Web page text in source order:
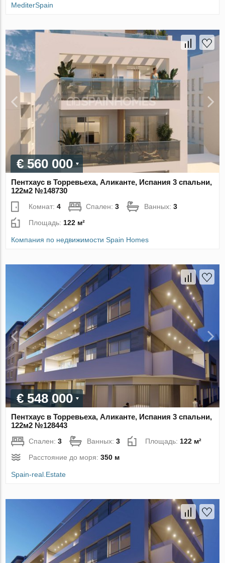
MediterSpain
€ 560 000
Пентхаус в Торревьеха, Аликанте, Испания 3 спальни,
122м2 №148730
Комнат:4 Спален:3 Ванных:3
Площадь: 122 м²
Компания по недвижимости Spain Homes
€ 548 000
Пентхаус в Торревьеха, Аликанте, Испания 3 спальни,
122м2 №128443
Спален:3 Ванных:3 Площадь: 122 м²
Расстояние до моря:350 м
Spain-real.Estate